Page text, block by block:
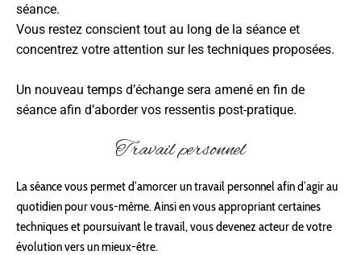
séance.
Vous restez conscient tout au long de la séance et
concentrez votre attention sur les techniques proposées.
Un nouveau temps d’échange sera amené en fin de
séance afin d’aborder vos ressentis post-pratique.
Travail personnel
La séance vous permet d’amorcer un travail personnel afin d’agir au
quotidien pour vous-même. Ainsi en vous appropriant certaines
techniques et poursuivant le travail, vous devenez acteur de votre
évolution vers un mieux-être.